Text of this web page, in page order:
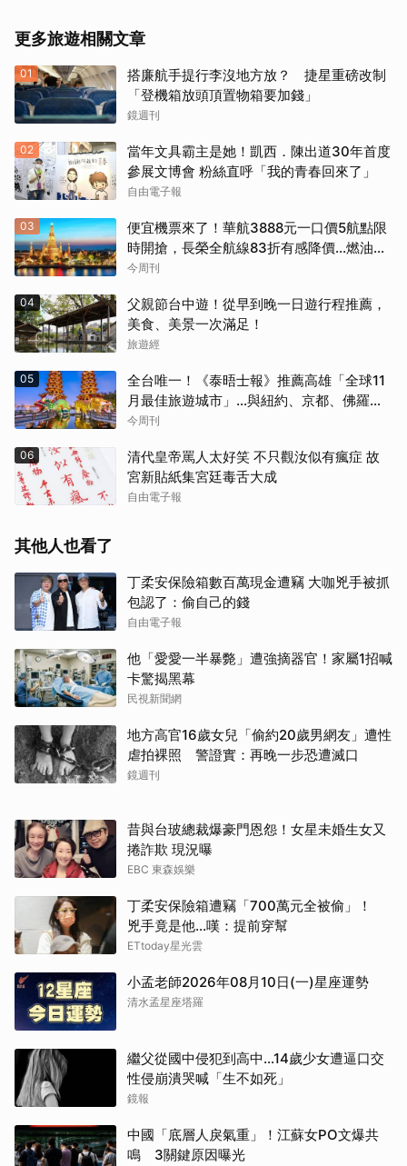
更多旅遊相關文章
01
搭廉航手提行李沒地方放？ 捷星重磅改制
「登機箱放頭頂置物箱要加錢」
鏡週刊
02
當年文具霸主是她！凱西．陳出道30年首度
參展文博會 粉絲直呼「我的青春回來了」
自由電子報
03
便宜機票來了！華航3888元一口價5航點限
時開搶，長榮全航線83折有感降價…燃油稅
8/9調漲早買早省
今周刊
04
父親節台中遊！從早到晚一日遊行程推薦，
美食、美景一次滿足！
旅遊經
05
全台唯一！《泰晤士報》推薦高雄「全球11
月最佳旅遊城市」…與紐約、京都、佛羅倫
斯共同入榜，理由曝光
今周刊
06
清代皇帝罵人太好笑 不只觀汝似有瘋症 故
宮新貼紙集宮廷毒舌大成
自由電子報
其他人也看了
丁柔安保險箱數百萬現金遭竊 大咖兇手被抓
包認了：偷自己的錢
自由電子報
他「愛愛一半暴斃」遭強摘器官！家屬1招喊
卡驚揭黑幕
民視新聞網
地方高官16歲女兒「偷約20歲男網友」遭性
虐拍裸照 警證實：再晚一步恐遭滅口
鏡週刊
昔與台玻總裁爆豪門恩怨！女星未婚生女又
捲詐欺 現況曝
EBC 東森娛樂
丁柔安保險箱遭竊「700萬元全被偷」！
兇手竟是他...嘆：提前穿幫
ETtoday星光雲
小孟老師2026年08月10日(一)星座運勢
清水孟星座塔羅
繼父從國中侵犯到高中…14歲少女遭逼口交
性侵崩潰哭喊「生不如死」
鏡報
中國「底層人戾氣重」！江蘇女PO文爆共
鳴 3關鍵原因曝光
取消